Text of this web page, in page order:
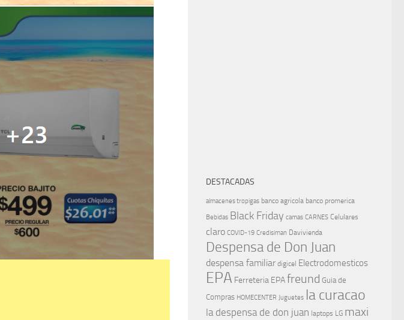
DESTACADAS
almacenes tropigas banco agricola banco promerica
Bebidas Black Friday camas CARNES Celulares
claro COVID-19 Credisiman Davivienda
Despensa de Don Juan
despensa familiar digicel Electrodomesticos
EPA Ferreteria EPAfreund Guia de
Compras HOMECENTER Juguetes la curacao
la despensa de don juan laptops LG maxi